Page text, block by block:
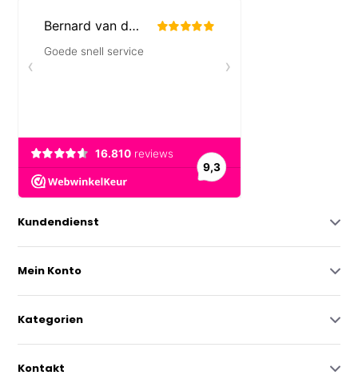
Kundendienst
Mein Konto
Kategorien
Kontakt